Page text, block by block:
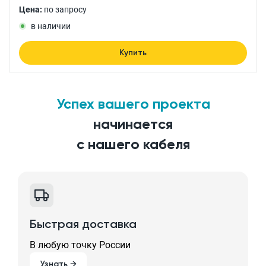
Цена: по запросу
в наличии
Купить
Успех вашего проекта
начинается
с нашего кабеля
Быстрая доставка
В любую точку России
Узнать →